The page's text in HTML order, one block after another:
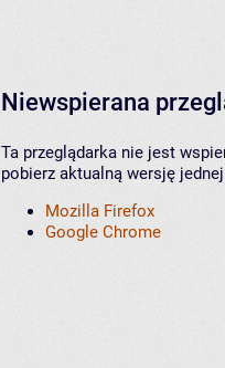
Niewspierana
Ta przeglądarka nie jest
pobierz aktualną wersję
Mozilla Firefox
Google Chrome